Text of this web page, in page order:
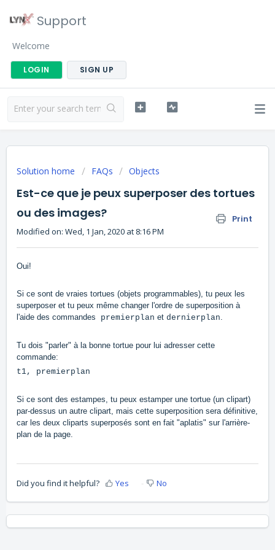
Support
Welcome
LOGIN SIGN UP
Solution home FAQs Objects
Est-ce que je peux superposer des tortues
ou des images?
Print
Modified on: Wed, 1 Jan, 2020 at 8:16 PM
Oui!
Si ce sont de vraies tortues (objets programmables), tu peux les
superposer et tu peux même changer l'ordre de superposition à
l'aide des commandes
premierplan et dernierplan.
Tu dois "parler" à la bonne tortue pour lui adresser cette
commande:
t1, premierplan
Si ce sont des estampes, tu peux estamper une tortue (un clipart)
par-dessus un autre clipart, mais cette superposition sera définitive,
car les deux cliparts superposés sont en fait "aplatis" sur l'arrière-
plan de la page.
Did you find it helpful? Yes No